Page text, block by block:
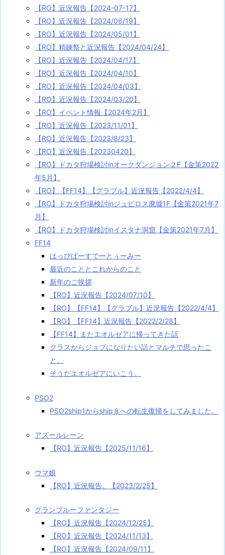
【RO】近況報告【2024-07-17】
【RO】近況報告【2024/06/19】
【RO】近況報告【2024/05/01】
【RO】精錬祭と近況報告【2024/04/24】
【RO】近況報告【2024/04/17】
【RO】近況報告【2024/04/10】
【RO】近況報告【2024/04/03】
【RO】近況報告【2024/03/20】
【RO】イベント情報【2024年2月】
【RO】近況報告【2023/11/01】
【RO】近況報告【2023/8/23】
【RO】近況報告【20230420】
【RO】ドカタ狩場検討inオークダンジョン２F【金策2022
年5月】
【RO】【FF14】【グラブル】近況報告【2022/4/4】
【RO】ドカタ狩場検討inジュピロス廃墟1F【金策2021年7
月】
【RO】ドカタ狩場検討inイスタナ洞窟【金策2021年7月】
FF14
はっぴばーすでーとぅーみー
最近のこととこれからのこと
新年のご挨拶
【RO】近況報告【2024/07/10】
【RO】【FF14】【グラブル】近況報告【2022/4/4】
【RO】【FF14】近況報告【2022/2/28】
【FF14】またエオルゼアに帰ってきた話
クラスからジョブになりたい話とマルチで思ったこ
と。
そうだエオルゼアにいこう。
PSO2
PSO2ship1からship８への転生復帰をしてみました。
アズールレーン
【RO】近況報告【2025/11/16】
ウマ娘
【RO】近況報告。【2023/2/25】
グランブルーファンタジー
【RO】近況報告【2024/12/25】
【RO】近況報告【2024/11/13】
【RO】近況報告【2024/09/11】